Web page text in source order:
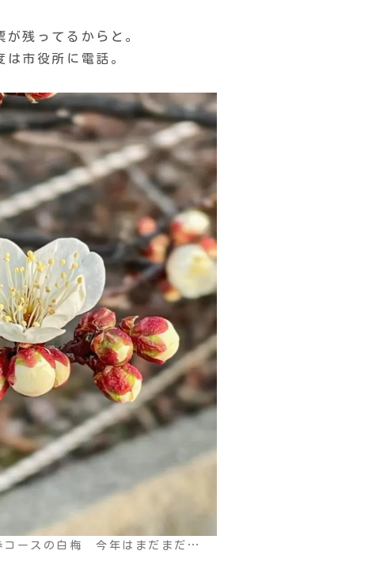
残ってるからと。
市役所に電話。
ースの白梅 今年はまだまだ…